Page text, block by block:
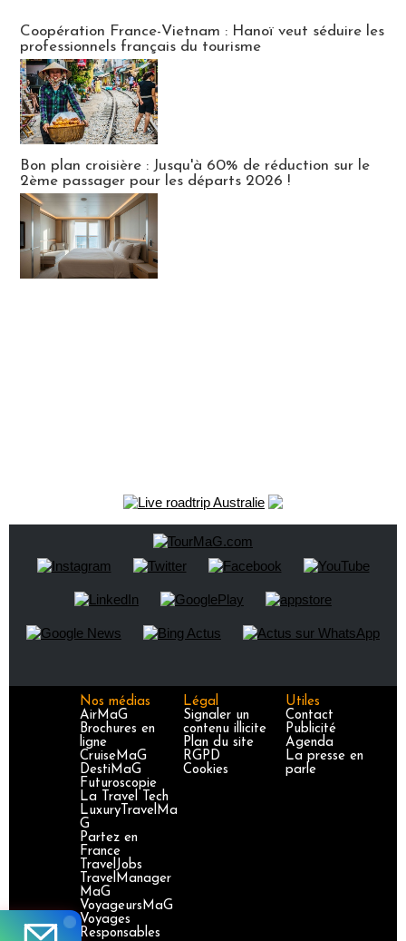
Coopération France-Vietnam : Hanoï veut séduire les
professionnels français du tourisme
Bon plan croisière : Jusqu'à 60% de réduction sur le
2ème passager pour les départs 2026 !
Nos médias
AirMaG
Brochures en
ligne
CruiseMaG
DestiMaG
Futuroscopie
La Travel Tech
LuxuryTravelMa
G
Partez en
France
TravelJobs
TravelManager
MaG
VoyageursMaG
Voyages
Responsables
Légal
Signaler un
contenu illicite
Plan du site
RGPD
Cookies
Utiles
Contact
Publicité
Agenda
La presse en
parle